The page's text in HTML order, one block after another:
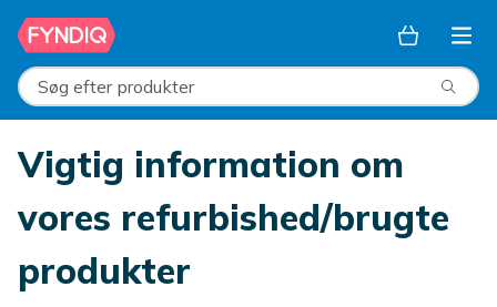
Spring til hovedindhold
Søg efter produkter
Vigtig information om
vores refurbished/brugte
produkter